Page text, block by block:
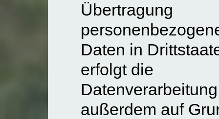
Übertragung
Daten in
erfolgt die
Datenverarbeitung
außerdem auf